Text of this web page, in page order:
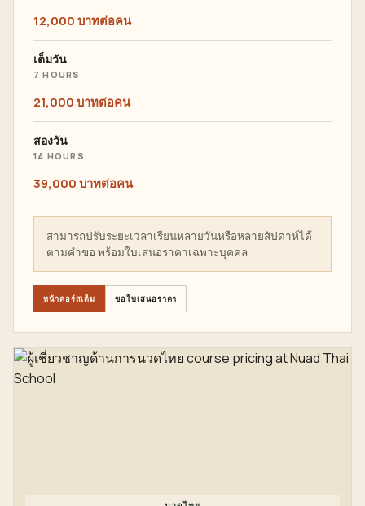
12,000 บาทต่อคน
เต็มวัน
7 HOURS
21,000 บาทต่อคน
สองวัน
14 HOURS
39,000 บาทต่อคน
สามารถปรับระยะเวลาเรียนหลายวันหรือหลายสัปดาห์ได้
ตามคำขอ พร้อมใบเสนอราคาเฉพาะบุคคล
หน้าคอร์สเต็ม ขอใบเสนอราคา